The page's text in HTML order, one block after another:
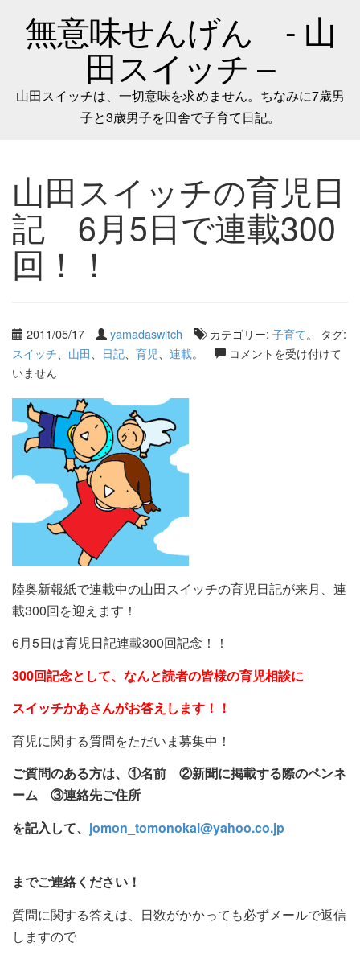
無意味せんげん - 山
田スイッチ –
山田スイッチは、一切意味を求めません。ちなみに7歳男
子と3歳男子を田舎で子育て日記。
山田スイッチの育児日
記 6月5日で連載300
回！！
2011/05/17 yamadaswitch カテゴリー: 子育て。 タグ:
スイッチ
山田 日記 育児 連載。
コメントを受け付けて
いません
陸奥新報紙で連載中の山田スイッチの育児日記が来月、連
載300回を迎えます！
6月5日は育児日記連載300回記念！！
300回記念として、なんと読者の皆様の育児相談に
スイッチかあさんがお答えします！！
育児に関する質問をただいま募集中！
ご質問のある方は、①名前 ②新聞に掲載する際のペンネ
ーム ③連絡先ご住所
を記入して、 jomon_tomonokai@yahoo.co.jp
までご連絡ください！
質問に関する答えは、日数がかかっても必ずメールで返信
しますので